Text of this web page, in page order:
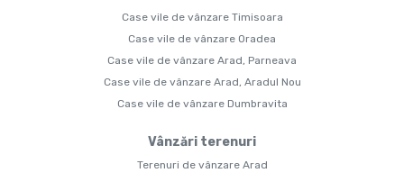
Case vile de vânzare Timisoara
Case vile de vânzare Oradea
Case vile de vânzare Arad, Parneava
Case vile de vânzare Arad, Aradul Nou
Case vile de vânzare Dumbravita
Vânzări terenuri
Terenuri de vânzare Arad